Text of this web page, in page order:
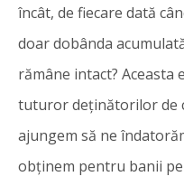
încât, de fiecare dată
doar dobânda
rămâne intact? Aceasta
tuturor deținătorilor de
ajungem să ne
obținem pentru banii